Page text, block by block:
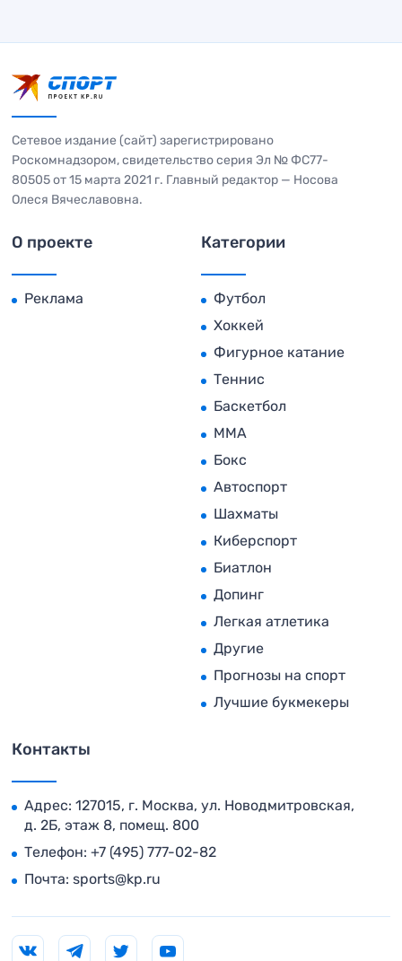
Сетевое издание (сайт) зарегистрировано
Роскомнадзором, свидетельство серия Эл № ФС77-
80505 от 15 марта 2021 г. Главный редактор — Носова
Олеся Вячеславовна.
О проекте
Реклама
Категории
Футбол
Хоккей
Фигурное катание
Теннис
Баскетбол
MMA
Бокс
Автоспорт
Шахматы
Киберспорт
Биатлон
Допинг
Легкая атлетика
Другие
Прогнозы на спорт
Лучшие букмекеры
Контакты
Адрес: 127015, г. Москва, ул. Новодмитровская,
д. 2Б, этаж 8, помещ. 800
Телефон: +7 (495) 777-02-82
Почта: sports@kp.ru